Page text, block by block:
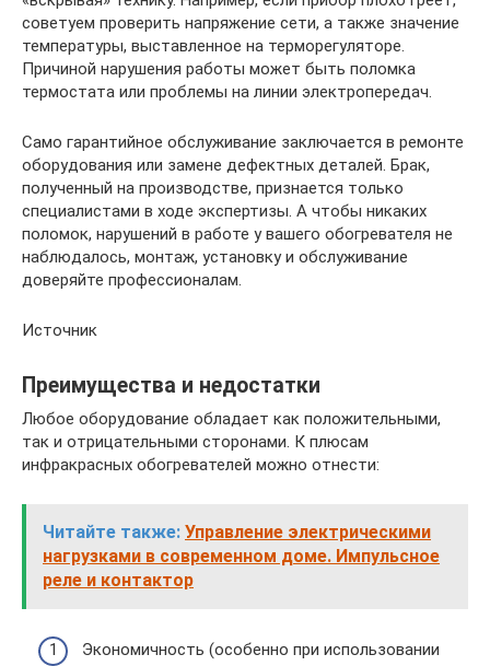
советуем проверить напряжение сети, а также значение
температуры, выставленное на терморегуляторе.
Причиной нарушения работы может быть поломка
термостата или проблемы на линии электропередач.
Само гарантийное обслуживание заключается в ремонте
оборудования или замене дефектных деталей. Брак,
полученный на производстве, признается только
специалистами в ходе экспертизы. А чтобы никаких
поломок, нарушений в работе у вашего обогревателя не
наблюдалось, монтаж, установку и обслуживание
доверяйте профессионалам.
Источник
Преимущества и недостатки
Любое оборудование обладает как положительными,
так и отрицательными сторонами. К плюсам
инфракрасных обогревателей можно отнести:
Читайте также: Управление электрическими
нагрузками в современном доме. Импульсное
реле и контактор
Экономичность (особенно при использовании